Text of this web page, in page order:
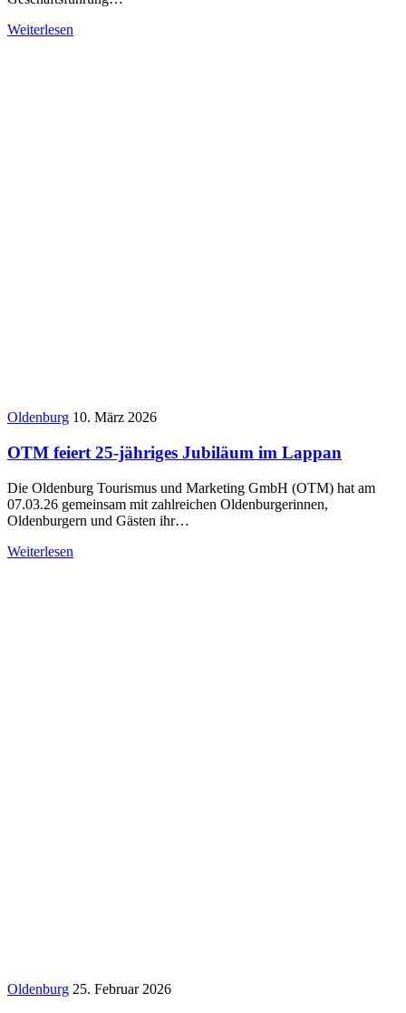
Weiterlesen
Oldenburg 10. März 2026
OTM feiert 25-jähriges Jubiläum im Lappan
Die Oldenburg Tourismus und Marketing GmbH (OTM) hat am
07.03.26 gemeinsam mit zahlreichen Oldenburgerinnen,
Oldenburgern und Gästen ihr…
Weiterlesen
Oldenburg 25. Februar 2026